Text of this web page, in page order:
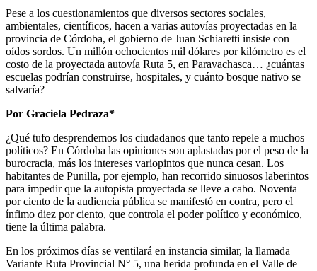
Pese a los cuestionamientos que diversos sectores sociales,
ambientales, científicos, hacen a varias autovías proyectadas en la
provincia de Córdoba, el gobierno de Juan Schiaretti insiste con
oídos sordos. Un millón ochocientos mil dólares por kilómetro es el
costo de la proyectada autovía Ruta 5, en Paravachasca… ¿cuántas
escuelas podrían construirse, hospitales, y cuánto bosque nativo se
salvaría?
Por Graciela Pedraza*
¿Qué tufo desprendemos los ciudadanos que tanto repele a muchos
políticos? En Córdoba las opiniones son aplastadas por el peso de la
burocracia, más los intereses variopintos que nunca cesan. Los
habitantes de Punilla, por ejemplo, han recorrido sinuosos laberintos
para impedir que la autopista proyectada se lleve a cabo. Noventa
por ciento de la audiencia pública se manifestó en contra, pero el
ínfimo diez por ciento, que controla el poder político y económico,
tiene la última palabra.
En los próximos días se ventilará en instancia similar, la llamada
Variante Ruta Provincial N° 5, una herida profunda en el Valle de